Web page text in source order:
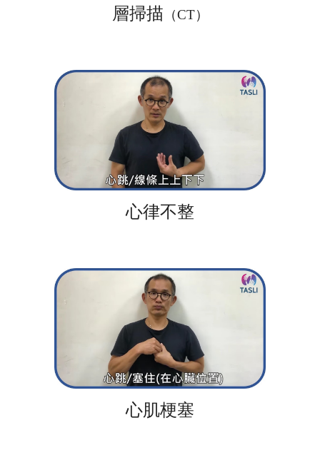
層掃描 （CT）
心律不整
心肌梗塞